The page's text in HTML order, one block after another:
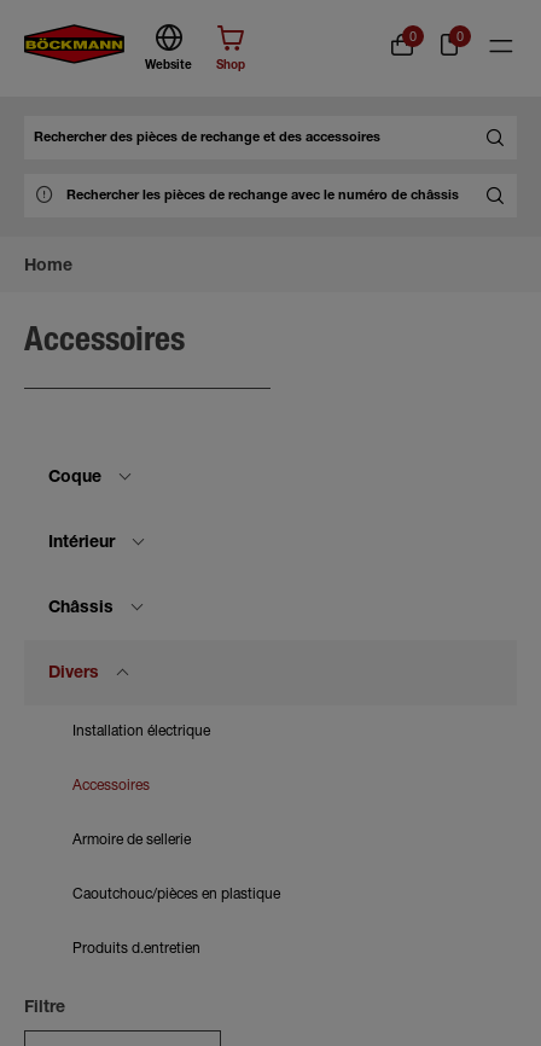
Website Shop
0 0
Home
Accessoires
Coque
Intérieur
Châssis
Divers
Installation électrique
Accessoires
Armoire de sellerie
Caoutchouc/pièces en plastique
Produits d.entretien
Filtre